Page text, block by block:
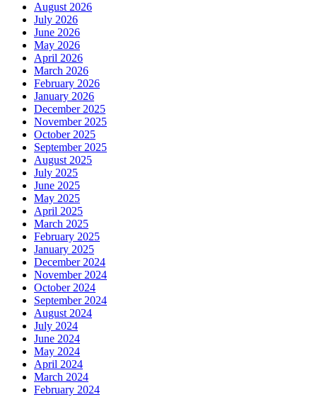
August 2026
July 2026
June 2026
May 2026
April 2026
March 2026
February 2026
January 2026
December 2025
November 2025
October 2025
September 2025
August 2025
July 2025
June 2025
May 2025
April 2025
March 2025
February 2025
January 2025
December 2024
November 2024
October 2024
September 2024
August 2024
July 2024
June 2024
May 2024
April 2024
March 2024
February 2024